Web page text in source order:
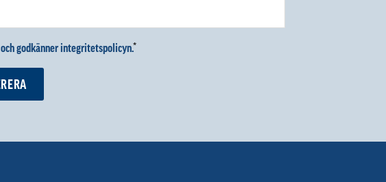
godkänner integritetspolicyn.*